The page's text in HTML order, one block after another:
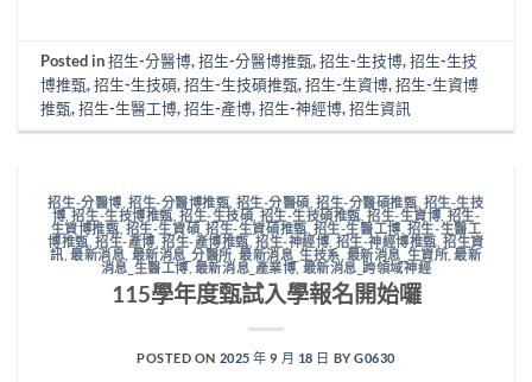
Posted in招生-分醫博,招生-分醫博推甄,招生-生技博,招生-生技
博推甄,招生-生技碩,招生-生技碩推甄,招生-生資博,招生-生資博
推甄,招生-生醫工博,招生-產博,招生-神經博,招生資訊
招生-分醫博, 招生-分醫博推甄, 招生-分醫碩 ,招生-分醫碩推甄, 招生-生技
博,招生-生技博推甄, 招生-生技碩 招生-生技碩推甄,招生-生資博, 招生-
生資博推甄, 招生-生資碩 ,招生-生資碩推甄, 招生-生醫工博, 招生-生醫工
博推甄,招生-產博, 招生-產博推甄, 招生-神經博, 招生-神經博推甄,招生資
訊 ,最新消息 最新消息_分醫所 ,最新消息_生技系, 最新消息_生資所,最新
消息_生醫工博,最新消息_產業博, 最新消息_跨領域神經
115學年度甄試入學報名開始囉
POSTED ON 2025 年 9 月 18 日 BYG0630